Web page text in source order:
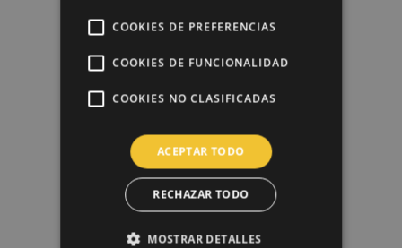
Árbol De Huellas Boda 2
COOKIES DE PREFERENCIAS
COOKIES DE FUNCIONALIDAD
COOKIES NO CLASIFICADAS
ACEPTAR TODO
RECHAZAR TODO
MOSTRAR DETALLES